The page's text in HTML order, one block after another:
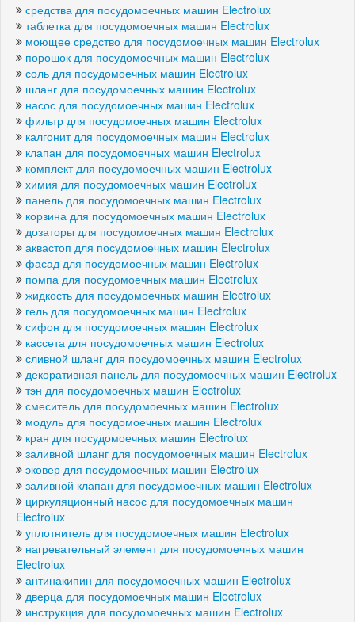
средства для посудомоечных машин Electrolux
таблетка для посудомоечных машин Electrolux
моющее средство для посудомоечных машин Electrolux
порошок для посудомоечных машин Electrolux
соль для посудомоечных машин Electrolux
шланг для посудомоечных машин Electrolux
насос для посудомоечных машин Electrolux
фильтр для посудомоечных машин Electrolux
калгонит для посудомоечных машин Electrolux
клапан для посудомоечных машин Electrolux
комплект для посудомоечных машин Electrolux
химия для посудомоечных машин Electrolux
панель для посудомоечных машин Electrolux
корзина для посудомоечных машин Electrolux
дозаторы для посудомоечных машин Electrolux
аквастоп для посудомоечных машин Electrolux
фасад для посудомоечных машин Electrolux
помпа для посудомоечных машин Electrolux
жидкость для посудомоечных машин Electrolux
гель для посудомоечных машин Electrolux
сифон для посудомоечных машин Electrolux
кассета для посудомоечных машин Electrolux
сливной шланг для посудомоечных машин Electrolux
декоративная панель для посудомоечных машин Electrolux
тэн для посудомоечных машин Electrolux
смеситель для посудомоечных машин Electrolux
модуль для посудомоечных машин Electrolux
кран для посудомоечных машин Electrolux
заливной шланг для посудомоечных машин Electrolux
эковер для посудомоечных машин Electrolux
заливной клапан для посудомоечных машин Electrolux
циркуляционный насос для посудомоечных машин
Electrolux
уплотнитель для посудомоечных машин Electrolux
нагревательный элемент для посудомоечных машин
Electrolux
антинакипин для посудомоечных машин Electrolux
дверца для посудомоечных машин Electrolux
инструкция для посудомоечных машин Electrolux